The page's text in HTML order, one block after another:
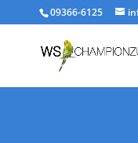
09366-6125